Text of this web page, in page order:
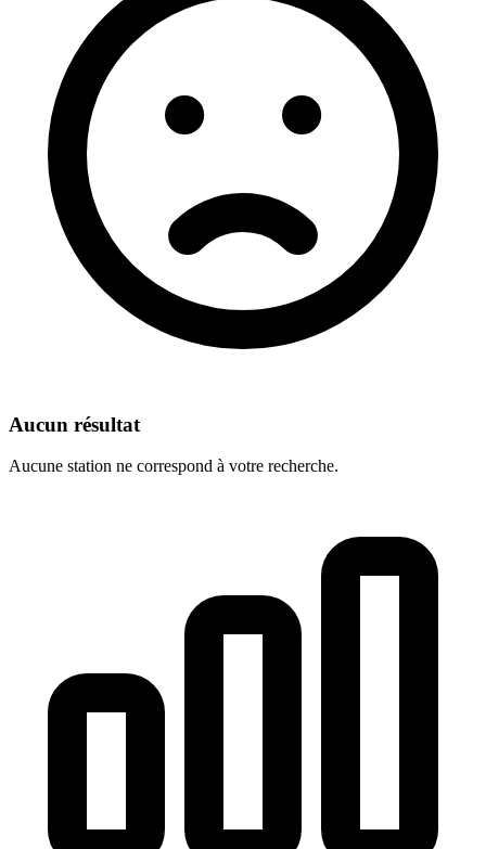
Aucun résultat
Aucune station ne correspond à votre recherche.